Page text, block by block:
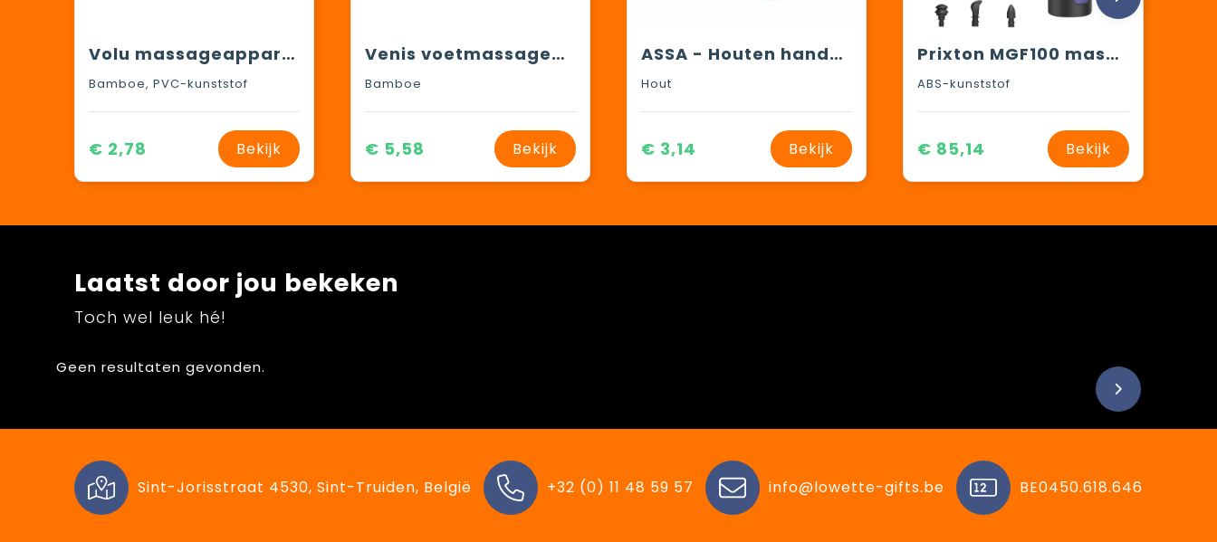
Volu massageapparaat van bamboe
Bamboe, PVC-kunststof
€ 2,78 Bekijk
Venis voetmassageapparaat van bamboe
Bamboe
€ 5,58 Bekijk
ASSA - Houten handmassage apparaat
Hout
€ 3,14 Bekijk
Prixton MGF100 massage gun
ABS-kunststof
€ 85,14 Bekijk
Laatst door jou bekeken
Toch wel leuk hé!
Geen resultaten gevonden.
Sint-Jorisstraat 4530, Sint-Truiden, België +32 (0) 11 48 59 57 info@lowette-gifts.be BE0450.618.646